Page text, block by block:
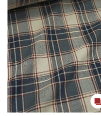
Ознакомлен(а) с
данныхи даю
данных
ДаюСогласие на
информационных